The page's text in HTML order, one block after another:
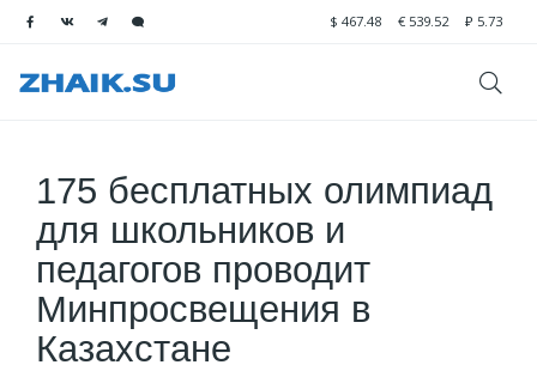
$ 467.48 € 539.52 ₽ 5.73
175 бесплатных олимпиад
для школьников и
педагогов проводит
Минпросвещения в
Казахстане